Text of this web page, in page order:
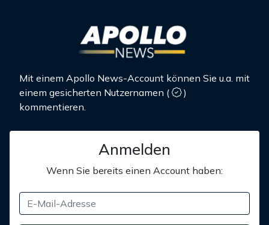
Mit einem Apollo News-Account können Sie u.a. mit
einem gesicherten Nutzernamen (
)
kommentieren.
Anmelden
Wenn Sie bereits einen Account haben: